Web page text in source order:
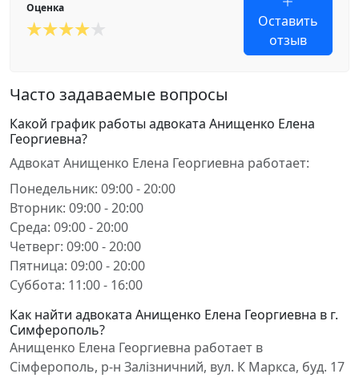
Оценка
Оставить
отзыв
Часто задаваемые вопросы
Какой график работы адвоката Анищенко Елена
Георгиевна?
Адвокат Анищенко Елена Георгиевна работает:
Понедельник: 09:00 - 20:00
Вторник: 09:00 - 20:00
Среда: 09:00 - 20:00
Четверг: 09:00 - 20:00
Пятница: 09:00 - 20:00
Суббота: 11:00 - 16:00
Как найти адвоката Анищенко Елена Георгиевна в г.
Симферополь?
Анищенко Елена Георгиевна работает в
Сімферополь, р-н Залізничний, вул. К Маркса, буд. 17